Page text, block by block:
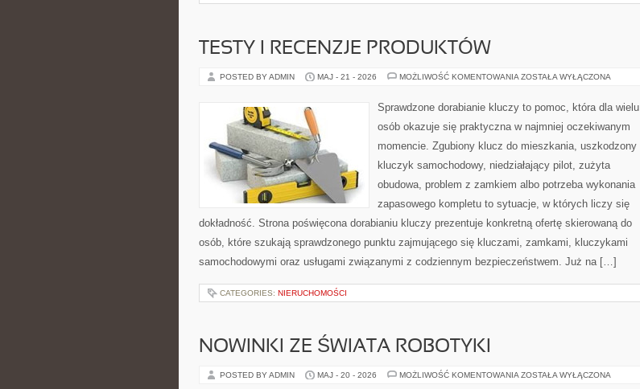
TESTY I RECENZJE PRODUKTÓW
POSTED BY ADMIN MAJ - 21 - 2026 MOŻLIWOŚĆ KOMENTOWANIA TESTY
PRODUKTÓW
ZOSTAŁA WYŁĄCZONA
Sprawdzone dorabianie kluczy to pomoc, która dla wielu
osób okazuje się praktyczna w najmniej oczekiwanym
momencie. Zgubiony klucz do mieszkania, uszkodzony
kluczyk samochodowy, niedziałający pilot, zużyta
obudowa, problem z zamkiem albo potrzeba wykonania
zapasowego kompletu to sytuacje, w których liczy się
dokładność. Strona poświęcona dorabianiu kluczy prezentuje konkretną ofertę skierowaną do
osób, które szukają sprawdzonego punktu zajmującego się kluczami, zamkami, kluczykami
samochodowymi oraz usługami związanymi z codziennym bezpieczeństwem. Już na […]
CATEGORIES: NIERUCHOMOŚCI
NOWINKI ZE ŚWIATA ROBOTYKI
POSTED BY ADMIN MAJ - 20 - 2026 MOŻLIWOŚĆ KOMENTOWANIA NOWINKI
ZOSTAŁA WYŁĄCZONA